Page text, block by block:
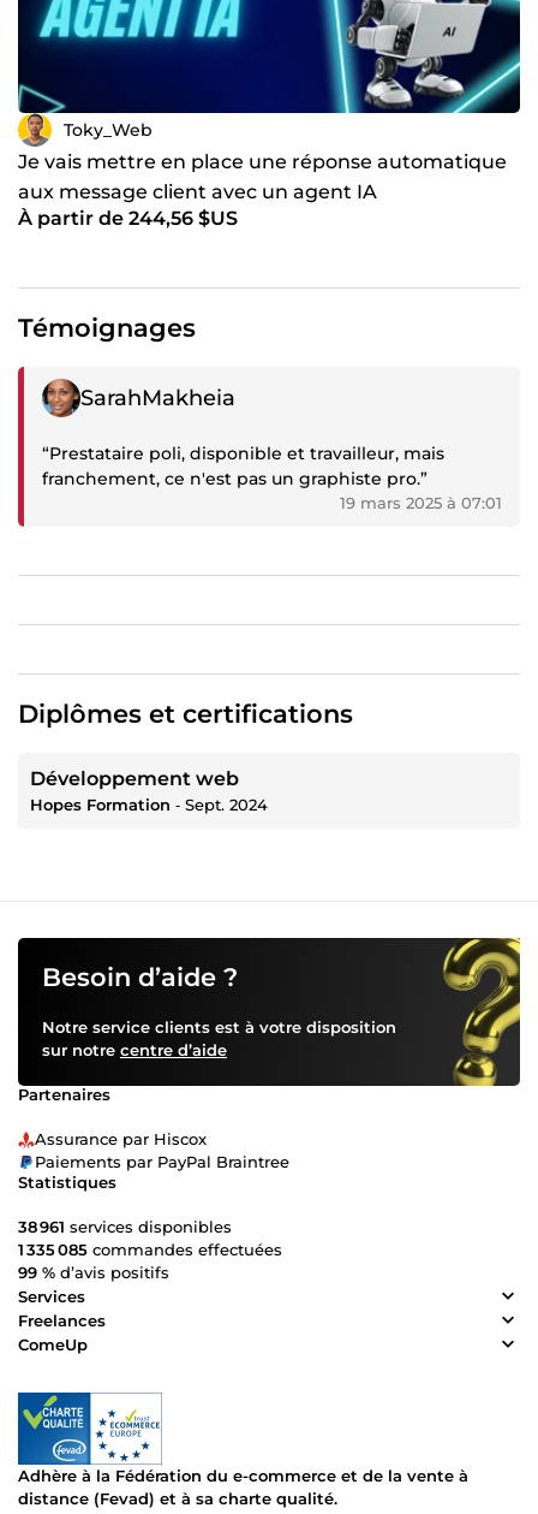
Toky_Web
Je vais mettre en place une réponse automatique
aux message client avec un agent IA
À partir de 244,56 $US
Témoignages
Témoignage négatif
SarahMakheia
“Prestataire poli, disponible et travailleur, mais
franchement, ce n'est pas un graphiste pro.”
19 mars 2025 à 07:01
Diplômes et certifications
Développement web
Hopes Formation ‐ Sept. 2024
Besoin d’aide ?
Notre service clients est à votre disposition
sur notre centre d’aide
Partenaires
Assurance par Hiscox
Paiements par PayPal Braintree
Statistiques
38 961 services disponibles
1 335 085 commandes effectuées
99 % d’avis positifs
Services
Freelances
ComeUp
Adhère à la Fédération du e-commerce et de la vente à
distance (Fevad) et à sa charte qualité.